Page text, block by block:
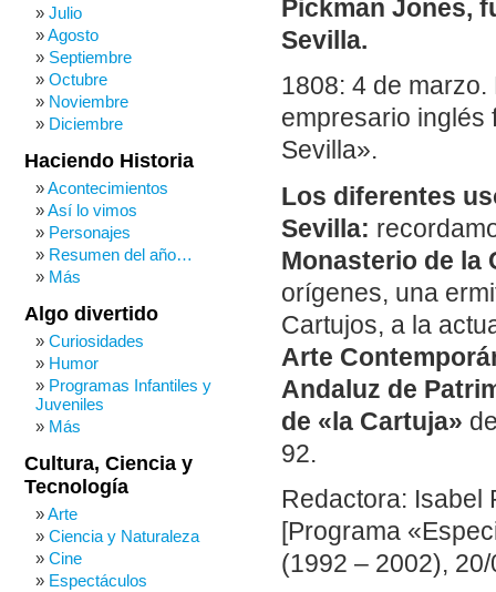
Pickman Jones,
Sevilla.
1808: 4 de
empresario inglés
Sevilla».
Los diferentes
Sevilla:
Monasterio de la
orígenes, una
Cartujos, a la
Arte
Andaluz de
de «la Cartuja»
92.
Redactora: Isabel
[Programa
(1992 – 2002),
Julio
Agosto
Septiembre
Octubre
Noviembre
Diciembre
Haciendo Historia
Acontecimientos
Así lo vimos
Personajes
Resumen del año…
Más
Algo divertido
Curiosidades
Humor
Programas Infantiles y
Juveniles
Más
Cultura, Ciencia y
Tecnología
Arte
Ciencia y Naturaleza
Cine
Espectáculos